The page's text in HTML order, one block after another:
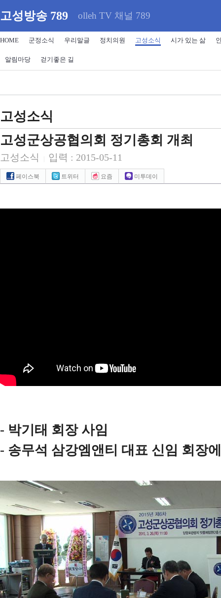
고성방송 789 olleh TV 채널 789
HOME 군정소식 우리말글 정치의원 고성소식 시가 있는 삶
알림마당 걷기좋은 길
고성소식
고성군상공협의회 정기총회 개최
고성소식 입력 : 2015-05-11
페이스북 트위터 요즘 미투데이
- 박기태 회장 사임
- 송무석 삼강엠앤티 대표 신임 회장에